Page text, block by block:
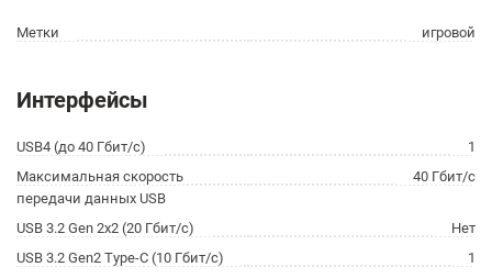
Метки игровой
Интерфейсы
USB4 (до 40 Гбит/с)
1
Максимальная скорость
передачи данных USB
40 Гбит/с
USB 3.2 Gen 2x2 (20 Гбит/с)
Нет
USB 3.2 Gen2 Type-C (10 Гбит/с)
1